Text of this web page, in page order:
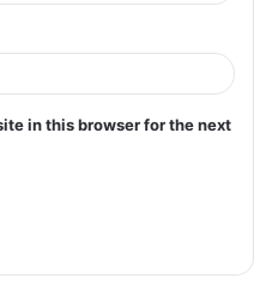
in this browser for the next